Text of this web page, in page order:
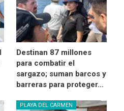
Destinan 87 millones
para combatir el
sargazo; suman barcos y
barreras para proteger…
PLAYA DEL CARMEN